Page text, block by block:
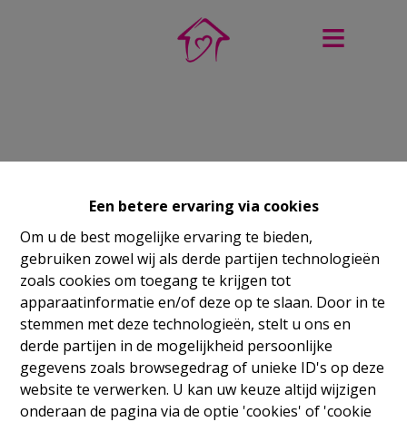
Een betere ervaring via cookies
Om u de best mogelijke ervaring te bieden,
gebruiken zowel wij als derde partijen technologieën
zoals cookies om toegang te krijgen tot
apparaatinformatie en/of deze op te slaan. Door in te
stemmen met deze technologieën, stelt u ons en
derde partijen in de mogelijkheid persoonlijke
gegevens zoals browsegedrag of unieke ID's op deze
website te verwerken. U kan uw keuze altijd wijzigen
onderaan de pagina via de optie 'cookies' of 'cookie